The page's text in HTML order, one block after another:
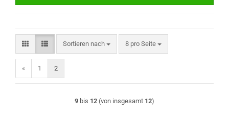
Sortieren nach
Sortieren nach 8 pro Seite
pro Seite
« 1 2
9 bis 12 (von insgesamt 12)